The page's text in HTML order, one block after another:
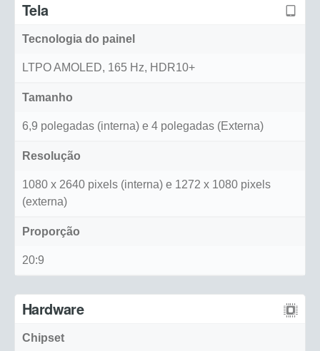
Tela
Tecnologia do painel
LTPO AMOLED, 165 Hz, HDR10+
Tamanho
6,9 polegadas (interna) e 4 polegadas (Externa)
Resolução
1080 x 2640 pixels (interna) e 1272 x 1080 pixels
(externa)
Proporção
20:9
Hardware
Chipset